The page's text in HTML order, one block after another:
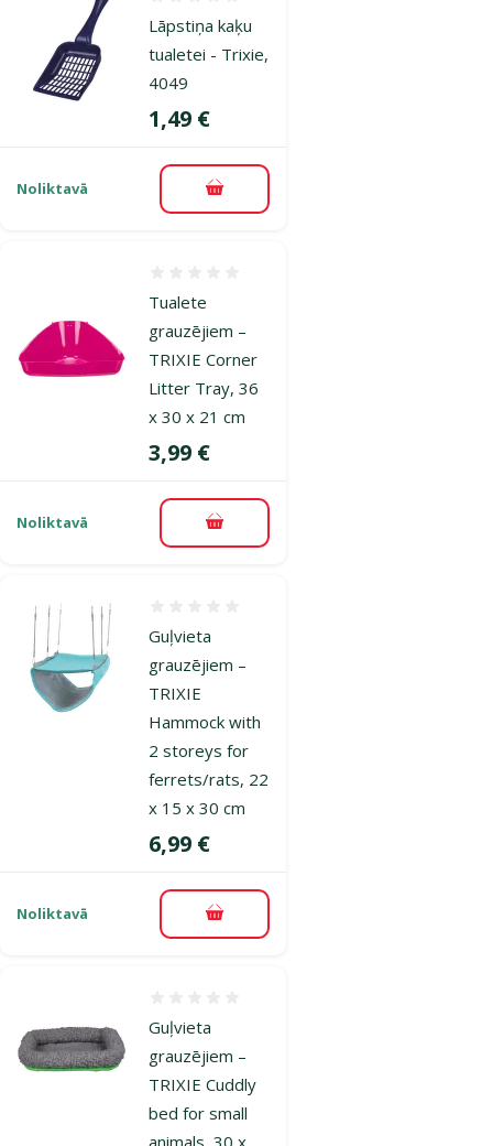
Lāpstiņa kaķu
tualetei - Trixie,
4049
Cena
1,49 €
Noliktavā Pievienot grozam
Tualete
grauzējiem –
TRIXIE Corner
Litter Tray, 36
x 30 x 21 cm
Cena
3,99 €
Noliktavā Pievienot grozam
Guļvieta
grauzējiem –
TRIXIE
Hammock with
2 storeys for
ferrets/rats, 22
x 15 x 30 cm
Cena
6,99 €
Noliktavā Pievienot grozam
Guļvieta
grauzējiem –
TRIXIE Cuddly
bed for small
animals, 30 x